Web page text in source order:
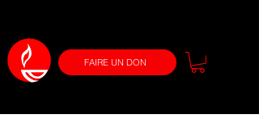
FAIRE UN DON